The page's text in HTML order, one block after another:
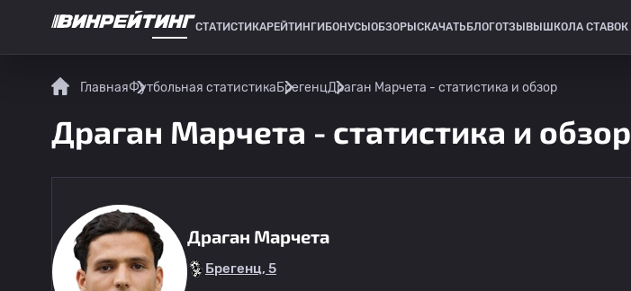
СТАТИСТИКАРЕЙТИНГИ БОНУСЫ ОБЗОРЫ СКАЧАТЬ БЛОГОТЗЫВЫ ШКОЛА СТАВОК
ГлавнаяФутбольная статистикаБрегенцДраган Марчета - статистика и обзор
Драган Марчета - статистика и обзор
Драган Марчета
Брегенц, 5